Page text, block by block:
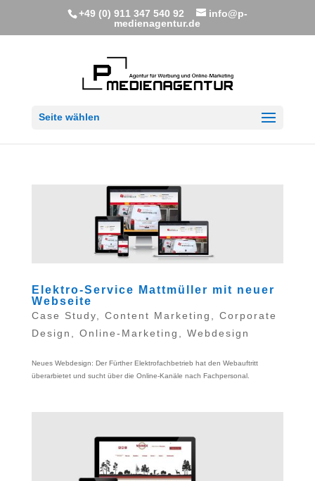
+49 (0) 911 347 540 92
info@p-
medienagentur.de
Seite wählen
Elektro-Service Mattmüller mit neuer
Webseite
Case Study Content Marketing
Corporate
Design
Online-Marketing Webdesign
Neues Webdesign: Der Fürther Elektrofachbetrieb hat den Webauftritt
überarbietet und sucht über die Online-Kanäle nach Fachpersonal.